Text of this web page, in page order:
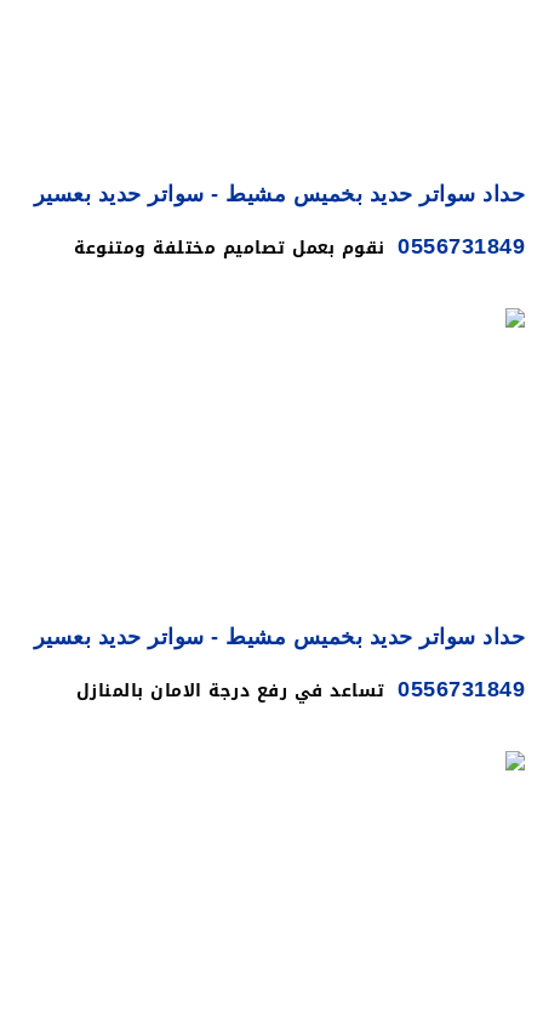
حداد سواتر حديد بخميس مشيط - سواتر حديد بعسير
0556731849 نقوم بعمل تصاميم مختلفة ومتنوعة
للحديد مع عدة إضافات مثل مادة لكسان حيث يتم تركيب
حداد سواتر حديد بخميس مشيط - سواتر حديد بعسير
0556731849 تساعد في رفع درجة الامان بالمنازل
والفلل والبيوت